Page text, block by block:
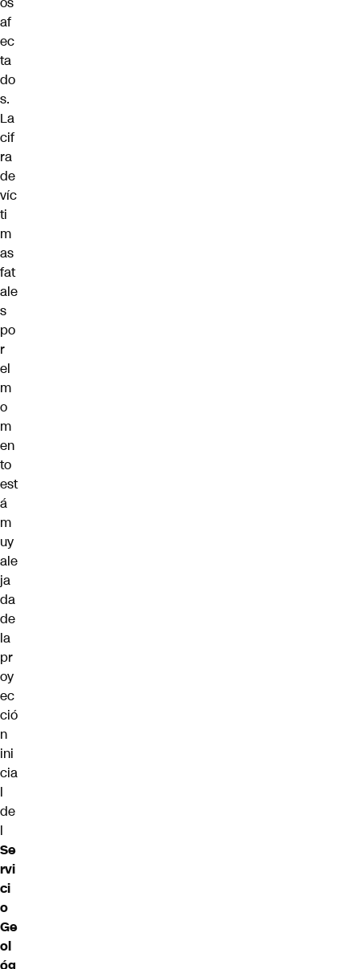
af
ec
ta
do
s.
La
cif
ra
de
víc
ti
m
as
fat
ale
s
po
r
el
m
o
m
en
to
est
á
m
uy
ale
ja
da
de
la
pr
oy
ec
ció
n
ini
cia
l
de
l
Se
rvi
ci
o
Ge
ol
óg